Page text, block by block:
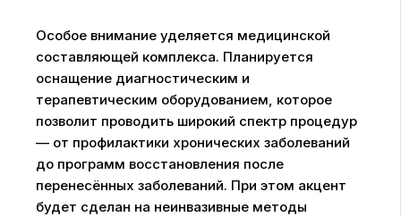
Особое внимание уделяется медицинской
составляющей комплекса. Планируется
оснащение диагностическим и
терапевтическим оборудованием, которое
позволит проводить широкий спектр процедур
— от профилактики хронических заболеваний
до программ восстановления после
перенесённых заболеваний. При этом акцент
будет сделан на неинвазивные методы